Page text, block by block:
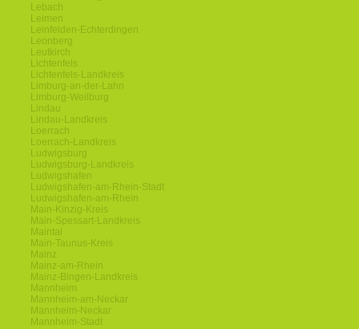
Lebach
Leimen
Leinfelden-Echterdingen
Leonberg
Leutkirch
Lichtenfels
Lichtenfels-Landkreis
Limburg-an-der-Lahn
Limburg-Weilburg
Lindau
Lindau-Landkreis
Loerrach
Loerrach-Landkreis
Ludwigsburg
Ludwigsburg-Landkreis
Ludwigshafen
Ludwigshafen-am-Rhein-Stadt
Ludwigshafen-am-Rhein
Main-Kinzig-Kreis
Main-Spessart-Landkreis
Maintal
Main-Taunus-Kreis
Mainz
Mainz-am-Rhein
Mainz-Bingen-Landkreis
Mannheim
Mannheim-am-Neckar
Mannheim-Neckar
Mannheim-Stadt